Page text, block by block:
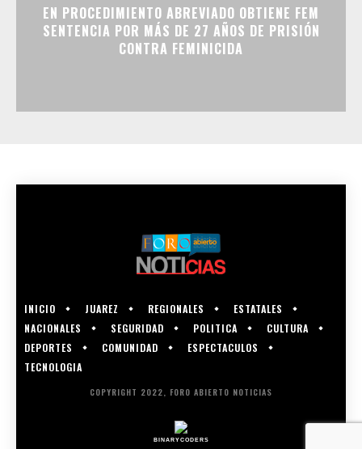
EN PROCEDIMIENTO ABREVIADO OBTIENE FEM
SENTENCIA POR MÁS DE 27 AÑOS DE PRISIÓN
CONTRA FEMINICIDA
INICIO JUAREZ REGIONALES
ESTATALES
NACIONALES
SEGURIDAD POLITICA
CULTURA
DEPORTES
COMUNIDAD
ESPECTACULOS
TECNOLOGIA
COPYRIGHT 2022, FORO ABIERTO NOTICIAS
BINARYCODERS